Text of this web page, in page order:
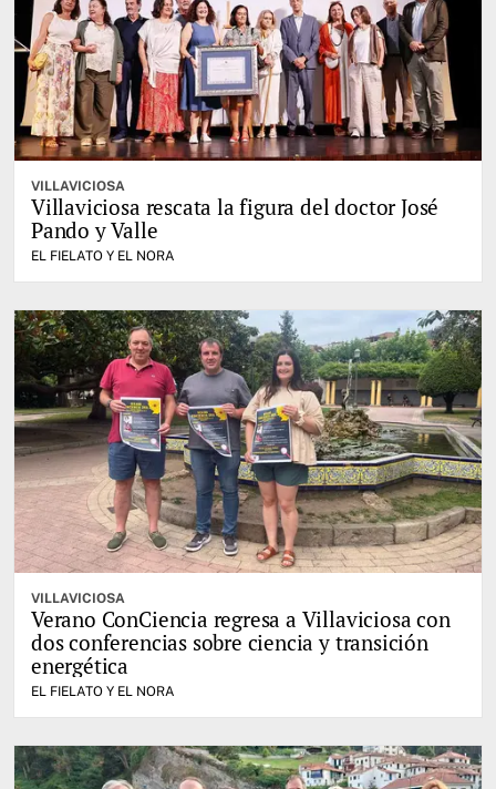
VILLAVICIOSA
Villaviciosa rescata la figura del doctor José
Pando y Valle
EL FIELATO Y EL NORA
VILLAVICIOSA
Verano ConCiencia regresa a Villaviciosa con
dos conferencias sobre ciencia y transición
energética
EL FIELATO Y EL NORA